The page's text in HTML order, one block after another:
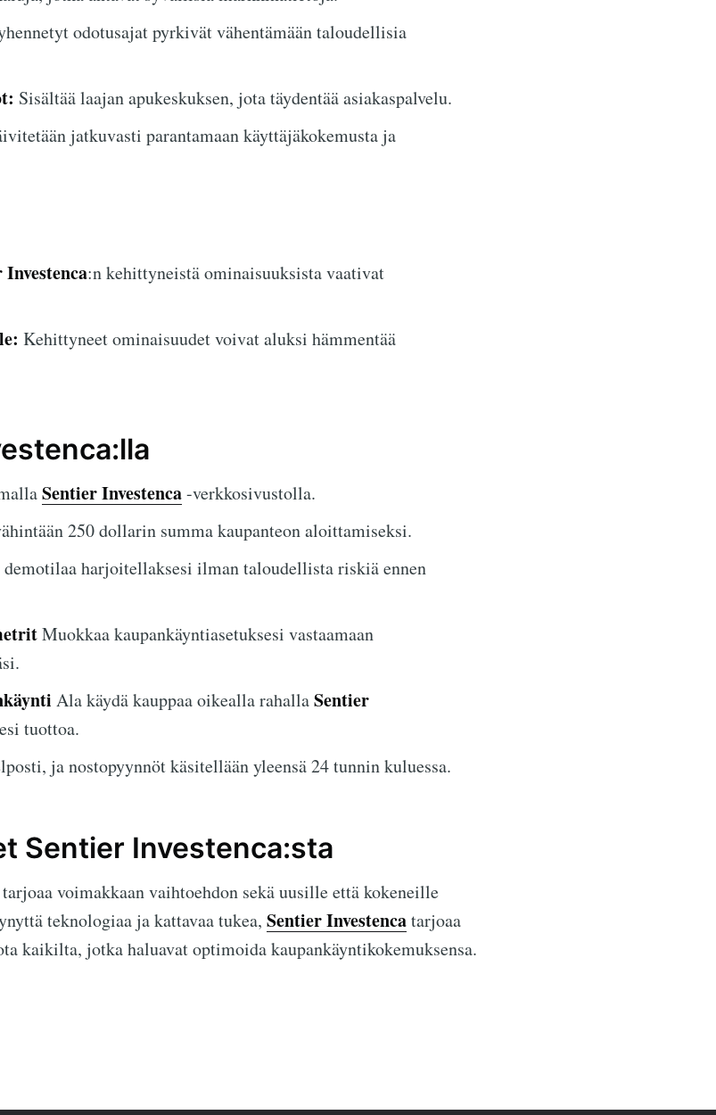
odotusajat pyrkivät vähentämään taloudellisia
Sisältää laajan apukeskuksen, jota täydentää asiakaspalvelu.
jatkuvasti parantamaan käyttäjäkokemusta ja
:n kehittyneistä ominaisuuksista vaativat
Kehittyneet ominaisuudet voivat aluksi hämmentää
Sentier Investenca-verkkosivustolla.
250 dollarin summa kaupanteon aloittamiseksi.
demotilaa harjoitellaksesi ilman taloudellista riskiä ennen
Muokkaa kaupankäyntiasetuksesi vastaamaan
Ala käydä kauppaa oikealla rahallaSentier
tuottoa.
ja nostopyynnöt käsitellään yleensä 24 tunnin kuluessa.
Sentier Investenca:sta
tarjoaa voimakkaan vaihtoehdon sekä uusille että kokeneille
teknologiaa ja kattavaa tukea, Sentier Investencatarjoaa
kaikilta, jotka haluavat optimoida kaupankäyntikokemuksensa.